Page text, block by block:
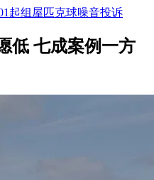
起组屋匹克球噪音投诉
低 七成案例一方